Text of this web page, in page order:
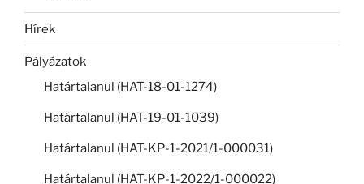
Hírek
Pályázatok
Határtalanul (HAT-18-01-1274)
Határtalanul (HAT-19-01-1039)
Határtalanul (HAT-KP-1-2021/1-000031)
Határtalanul (HAT-KP-1-2022/1-000022)